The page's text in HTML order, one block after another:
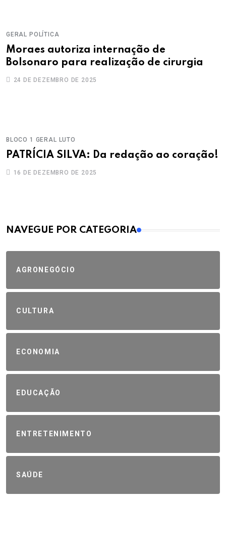
GERAL POLÍTICA
Moraes autoriza internação de
Bolsonaro para realização de cirurgia
24 DE DEZEMBRO DE 2025
BLOCO 1 GERAL LUTO
PATRÍCIA SILVA: Da redação ao coração!
16 DE DEZEMBRO DE 2025
MAIS VISTOS
NAVEGUE POR CATEGORIA
AGRONEGÓCIO
CULTURA
ECONOMIA
EDUCAÇÃO
ENTRETENIMENTO
SAÚDE